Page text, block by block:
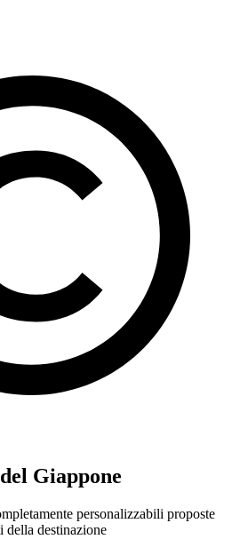
Giappone
personalizzabili proposte
della destinazione